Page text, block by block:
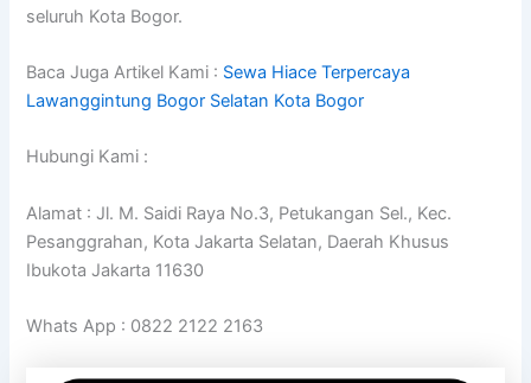
seluruh Kota Bogor.
Baca Juga Artikel Kami : Sewa Hiace Terpercaya
Lawanggintung Bogor Selatan Kota Bogor
Hubungi Kami :
Alamat : Jl. M. Saidi Raya No.3, Petukangan Sel., Kec.
Pesanggrahan, Kota Jakarta Selatan, Daerah Khusus
Ibukota Jakarta 11630
Whats App : 0822 2122 2163